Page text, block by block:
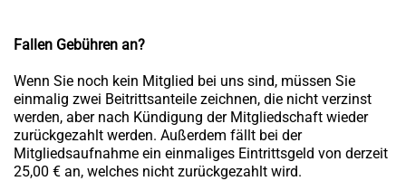
Fallen Gebühren an?
Wenn Sie noch kein Mitglied bei uns sind, müssen Sie
einmalig zwei Beitrittsanteile zeichnen, die nicht verzinst
werden, aber nach Kündigung der Mitgliedschaft wieder
zurückgezahlt werden. Außerdem fällt bei der
Mitgliedsaufnahme ein einmaliges Eintrittsgeld von derzeit
25,00 € an, welches nicht zurückgezahlt wird.